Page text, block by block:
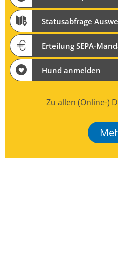
Statusabfrage
Erteilung SEPA-
Hund anmelden
Zu allen (Online-)